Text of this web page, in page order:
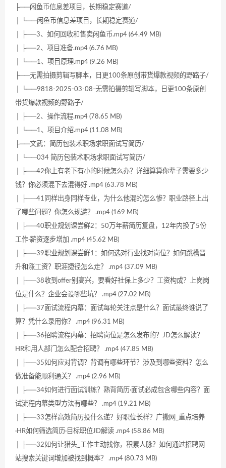
├──闲鱼币信息差项目，长期稳定赛道/
│ └──闲鱼币信息差项目，长期稳定赛道/
│ ├──3、如何回收和售卖闲鱼币.mp4 (64.49 MB)
│ ├──2、项目准备.mp4 (6.76 MB)
│ └──1、项目原理.mp4 (9.26 MB)
├──无需拍摄剪辑写脚本，日更100条原创带货爆款视频的野路子/
│ └──9818-2025-03-08-无需拍摄剪辑写脚本，日更100条原创
带货爆款视频的野路子/
│ ├──2、操作流程.mp4 (78.65 MB)
│ └──1、项目介绍.mp4 (11.08 MB)
├──文武：简历包装术职场求职面试写简历/
│ └──034 简历包装术职场求职面试写简历/
│ ├──42你上有老下有小的时候怎么办？详细算算你辈子需要多少
钱？你必须混下去混得好 .mp4 (63.78 MB)
│ ├──41同样出身同样专业，为什么他混的怎么惨？职业路径上出
了哪些问题？你怎么规避？ .mp4 (169 MB)
│ ├──40职业规划课尝鲜2：50万年薪简历复盘，12年内换了5份
工作·薪资逐步增加 .mp4 (45.62 MB)
│ ├──39职业规划课尝鲜1：如何选对行业找对岗位？如何跳槽晋
升和涨工资？职涯捷径怎么走？ .mp4 (37.09 MB)
│ ├──38收到offer别高兴，要看好社保上多少？工资构成？上岗岗
位是什么？企业会设哪些坑？ .mp4 (27.02 MB)
│ ├──37面试流程内幕：面试每轮关注点是什么？面试最终谁说了
算？凭什么录用你？ .mp4 (96.31 MB)
│ ├──36招聘流程内幕：招聘岗位是怎么发布的？JD怎么解读？
HR和用人部门怎么配合招聘？ .mp4 (47.85 MB)
│ ├──35如何应对背调？背调有哪些环节？涉及到哪些资料？怎么
做准备能顺利通关？ .mp4 (2.96 MB)
│ ├──34如何进行面试训练？熟背简历·面试必成包含哪些内容？面
试流程内幕类型方法有哪些？ .mp4 (19.21 MB)
│ ├──33怎样高效简历投什么递？好职位长样？广撒网_重点培养
·HR如何筛选简历·目标职位JD解读 .mp4 (58.86 MB)
│ ├──32如何让猎头_工作主动找你，积累人脉？如何通过招聘网
站搜索关键词增加被找到概率？ .mp4 (80.73 MB)